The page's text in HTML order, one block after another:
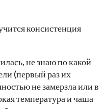
консистенция
не знаю по какой
(первый раз их
не замерзла или в
температура и чаша